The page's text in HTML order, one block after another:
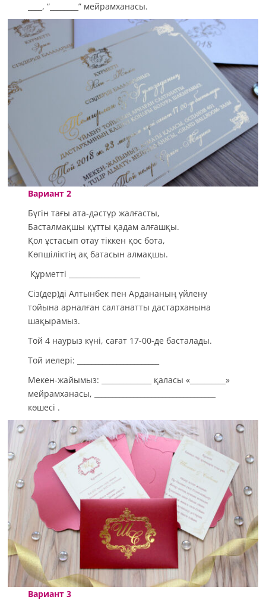
____, “________” мейрамханасы.
Вариант 2
Бүгін тағы ата-дәстүр жалғасты,
Басталмақшы құтты қадам алғашқы.
Қол ұстасып отау тіккен қос бота,
Көпшіліктің ақ батасын алмақшы.
Құрметті ____________________
Сіз(дер)ді Алтынбек пен Ардананың үйлену
тойына арналған салтанатты дастарханына
шақырамыз.
Той 4 наурыз күні, сағат 17-00-де басталады.
Той иелері: _______________________
Мекен-жайымыз: ______________ қаласы «__________»
мейрамханасы, __________________________________
көшесі .
Вариант 3